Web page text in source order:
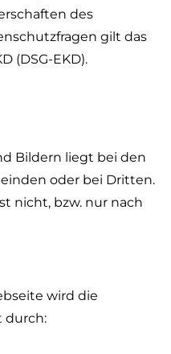
des
gilt das
(DSG-EKD).
Bildern liegt bei den
oder bei Dritten.
nicht, bzw. nur nach
wird die
durch: